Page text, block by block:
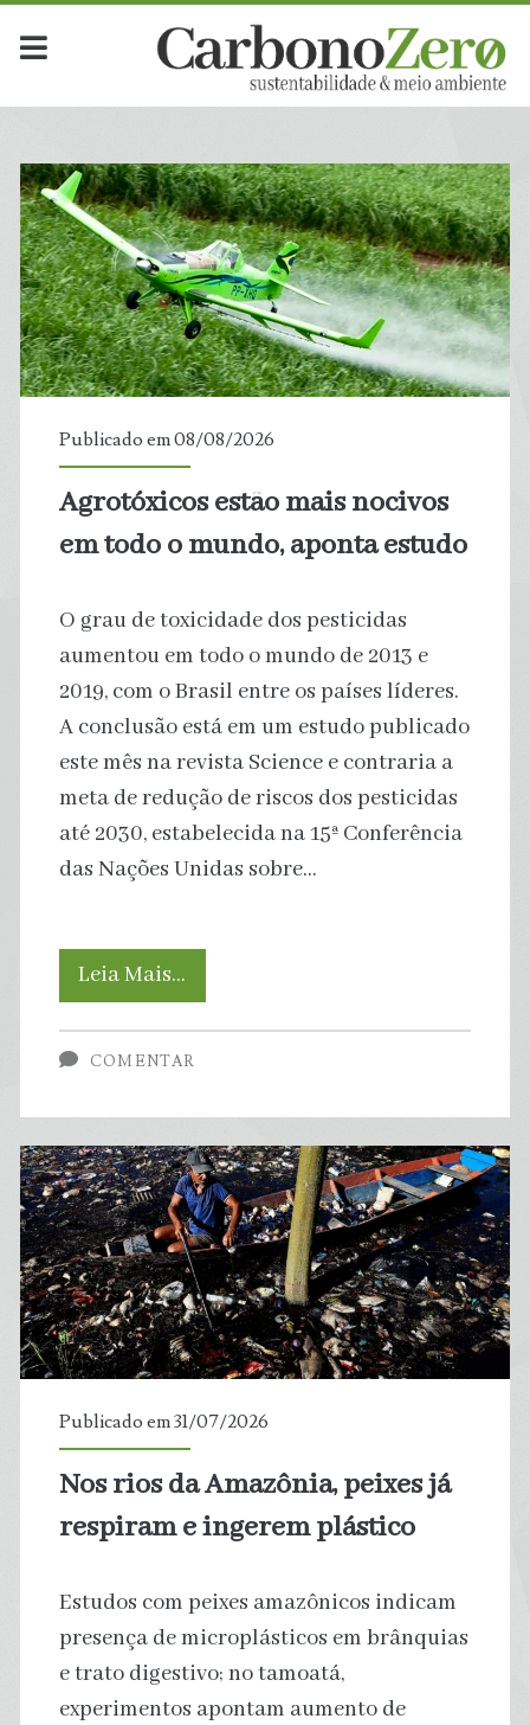
Categoria:
<span>Alimentação</
Publicado em 08/08/2026
Agrotóxicos estão mais nocivos
em todo o mundo, aponta estudo
O grau de toxicidade dos pesticidas
aumentou em todo o mundo de 2013 e
2019, com o Brasil entre os países líderes.
A conclusão está em um estudo publicado
este mês na revista Science e contraria a
meta de redução de riscos dos pesticidas
até 2030, estabelecida na 15ª Conferência
das Nações Unidas sobre…
Leia Mais…
estão
em
todo
o
mundo,
estudo
COMENTAR
Publicado em 31/07/2026
Nos rios da Amazônia, peixes já
respiram e ingerem plástico
Estudos com peixes amazônicos indicam
presença de microplásticos em brânquias
e trato digestivo; no tamoatá,
experimentos apontam aumento de